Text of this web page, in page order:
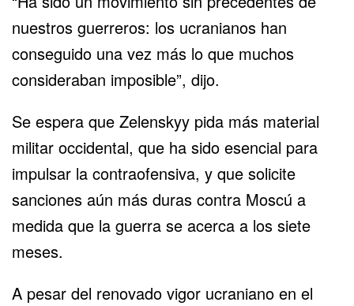
nuestros guerreros: los ucranianos han
conseguido una vez más lo que muchos
consideraban imposible”, dijo.
Se espera que Zelenskyy pida más material
militar occidental, que ha sido esencial para
impulsar la contraofensiva, y que solicite
sanciones aún más duras contra Moscú a
medida que la guerra se acerca a los siete
meses.
A pesar del renovado vigor ucraniano en el